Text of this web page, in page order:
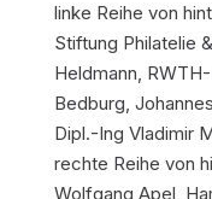
linke Reihe von
Stiftung Philatelie
Heldmann,
Bedburg,
Dipl.-Ing Vladimir
rechte Reihe von
Wolfgang Apel,